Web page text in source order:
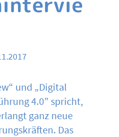
und „Digital
4.0” spricht,
ganz neue
Das